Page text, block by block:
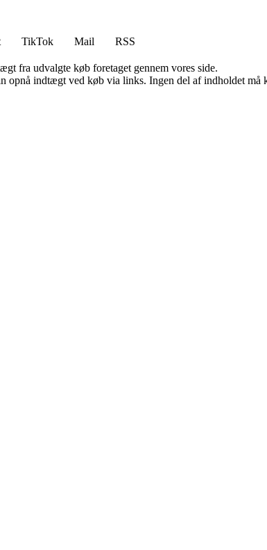
TikTok Mail
RSS
fra udvalgte køb foretaget gennem vores side.
indtægt ved køb via links. Ingen del af indholdet må